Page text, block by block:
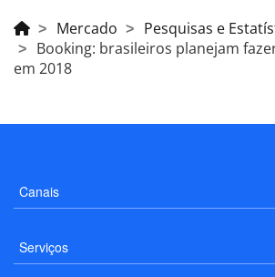
Mercado
Pesquisas e
Booking: brasileiros planejam
em 2018
Canais
Serviços